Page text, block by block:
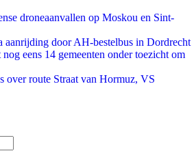
droneaanvallen op Moskou en Sint-
aanrijding door AH-bestelbus in Dordrecht
eens 14 gemeenten onder toezicht om
over route Straat van Hormuz, VS